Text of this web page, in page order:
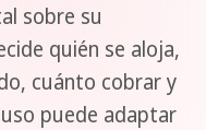
sobre su
quién se aloja,
cuánto cobrar y
puede adaptar